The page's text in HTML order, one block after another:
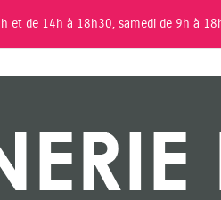
et de 14h à 18h30, samedi de 9h à